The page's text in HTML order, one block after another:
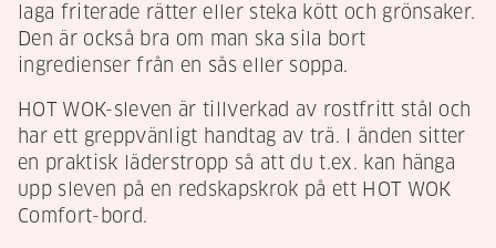
laga friterade rätter eller steka kött och grönsaker.
Den är också bra om man ska sila bort
ingredienser från en sås eller soppa.
HOT WOK-sleven är tillverkad av rostfritt stål och
har ett greppvänligt handtag av trä. I änden sitter
en praktisk läderstropp så att du t.ex. kan hänga
upp sleven på en redskapskrok på ett HOT WOK
Comfort-bord.